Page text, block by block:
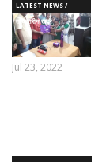
LATEST NEWS /
ताज़ातरीन खबरें
Jul 23, 2022